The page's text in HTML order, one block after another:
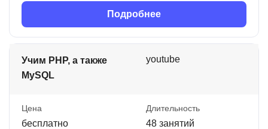
Подробнее
Учим PHP, а также
MySQL
youtube
Цена
бесплатно
Длительность
48 занятий